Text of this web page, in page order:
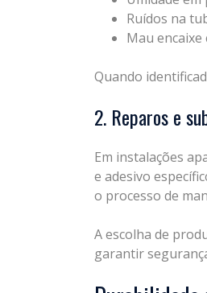
Ruídos na
Mau encaixe
Quando
2. Reparos e
Em instalações
e adesivo
o processo de
A escolha de
garantir